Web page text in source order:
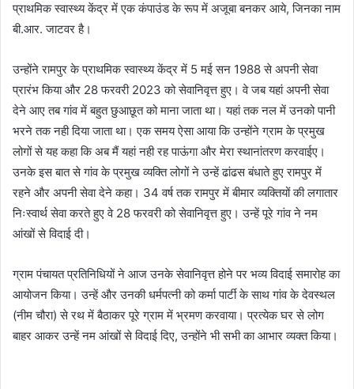
प्राथमिक स्वास्थ्य केंद्र में एक कंपाउंड के रूप में अजूबा बनकर आये, जिनका नाम
बी.आर. जाटवर है।
उन्होंने रामपुर के प्राथमिक स्वास्थ्य केंद्र में 5 मई सन 1988 से अपनी सेवा
प्रारंभ किया और 28 फरवरी 2023 को सेवानिवृत्त हुए। वे जब यहां अपनी सेवा
देने आए तब गांव में बहुत छुआछूत को माना जाता था। यहां तक नल में उनको पानी
भरने तक नही दिया जाता था। एक समय ऐसा आया कि उन्होंने ग्राम के प्रमुख
लोगों से यह कहा कि अब मैं यहां नही रह पाऊंगा और मेरा स्थानांतरण करवाईए।
उनके इस बात से गांव के प्रमुख व्यक्ति लोगों ने उन्हें ढांढस बंधाते हुए रामपुर में
रहने और अपनी सेवा देने कहा। 34 वर्ष तक रामपुर में बीमार व्यक्तियों की लगातार
निःस्वार्थ सेवा करते हुए वे 28 फरवरी को सेवानिवृत्त हुए। उन्हें पूरे गांव ने नम
आंखों से विदाई दी।
ग्राम पंचायत प्रतिनिधियों ने आज उनके सेवानिवृत्त होने पर भव्य विदाई समारोह का
आयोजन किया। उन्हें और उनकी धर्मपत्नी को कर्मा पार्टी के साथ गांव के देवस्थल
(नीम चौरा) से रथ में बैठाकर पूरे ग्राम में भ्रमण करवाया। प्रत्येक घर से लोग
बाहर आकर उन्हें नम आंखों से विदाई दिए, उन्होंने भी सभी का आभार व्यक्त किया।